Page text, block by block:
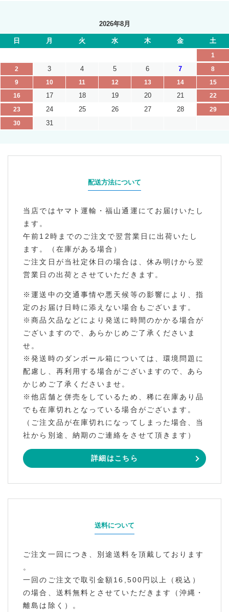
2026年8月
日 月 火 水 木 金 土
1
2
3 4 5 6 7
8
9
10 11 12 13 14
15
16
17 18 19 20 21
22
23
24 25 26 27 28
29
30
31
配送方法について
当店ではヤマト運輸・福山通運にてお届けいたし
ます。
午前12時までのご注文で翌営業日に出荷いたし
ます。（在庫がある場合）
ご注文日が当社定休日の場合は、休み明けから翌
営業日の出荷とさせていただきます。
※運送中の交通事情や悪天候等の影響により、指
定のお届け日時に添えない場合もございます。
※商品欠品などにより発送に時間のかかる場合が
ございますので、あらかじめご了承くださいま
せ。
※発送時のダンボール箱については、環境問題に
配慮し、再利用する場合がございますので、あら
かじめご了承くださいませ。
※他店舗と併売をしているため、稀に在庫あり品
でも在庫切れとなっている場合がございます。
（ご注文品が在庫切れになってしまった場合、当
社から別途、納期のご連絡をさせて頂きます）
詳細はこちら
送料について
ご注文一回につき、別途送料を頂戴しております
。
一回のご注文で取引金額16,500円以上（税込）
の場合、送料無料とさせていただきます（沖縄・
離島は除く）。